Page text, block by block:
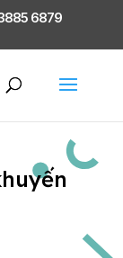
6879